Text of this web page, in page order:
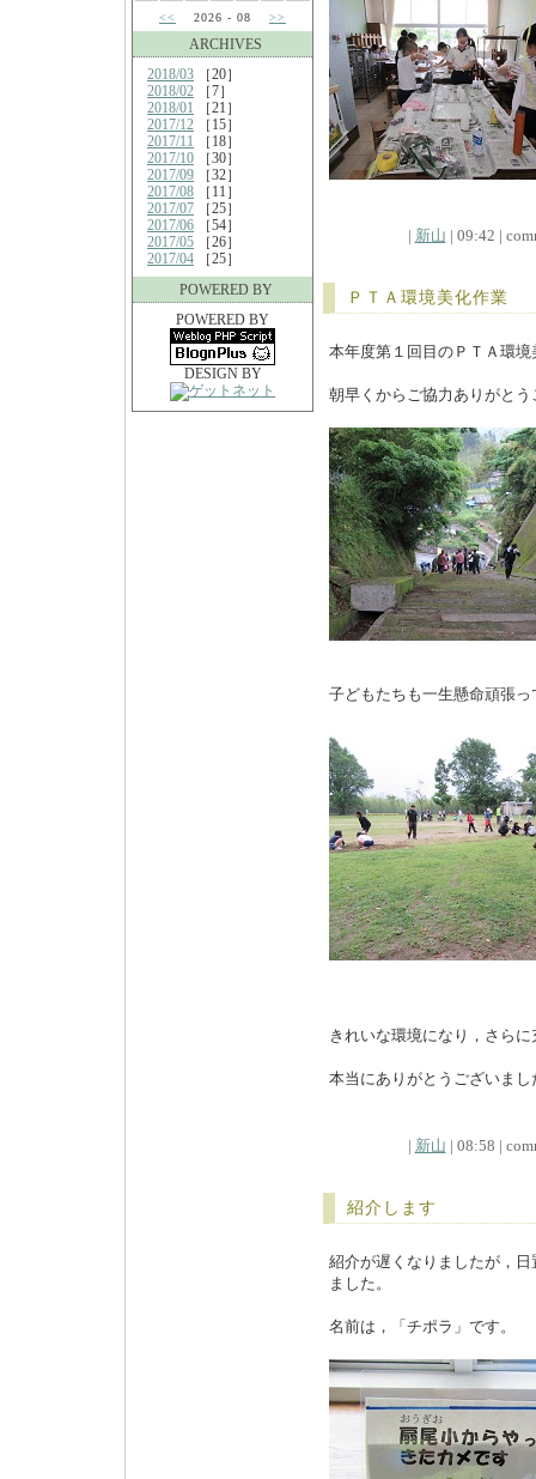
<<
2026 - 08 >>
ARCHIVES
2018/03 ［20］
2018/02 ［7］
2018/01 ［21］
2017/12 ［15］
2017/11 ［18］
2017/10 ［30］
2017/09 ［32］
2017/08 ［11］
2017/07 ［25］
2017/06 ［54］
2017/05 ［26］
2017/04 ［25］
POWERED BY
POWERED BY
DESIGN BY
| 新山 | 09:42 |
ＰＴＡ環境美化作業
本年度第１回目のＰＴＡ環
朝早くからご協力ありがと
子どもたちも一生懸命頑張
きれいな環境になり，さら
本当にありがとうございまし
| 新山 | 08:58 |
紹介します
紹介が遅くなりましたが，
ました。
名前は，「チポラ」です。